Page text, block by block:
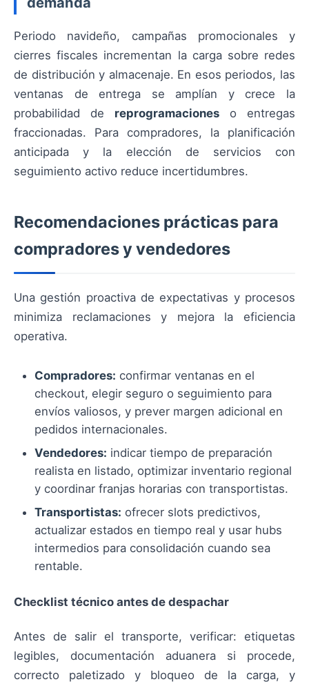
Periodo navideño, campañas promocionales y
cierres fiscales incrementan la carga sobre redes
de distribución y almacenaje. En esos periodos, las
ventanas de entrega se amplían y crece la
probabilidad de reprogramaciones o entregas
fraccionadas. Para compradores, la planificación
anticipada y la elección de servicios con
seguimiento activo reduce incertidumbres.
Recomendaciones prácticas para
compradores y vendedores
Una gestión proactiva de expectativas y procesos
minimiza reclamaciones y mejora la eficiencia
operativa.
Compradores: confirmar ventanas en el
checkout, elegir seguro o seguimiento para
envíos valiosos, y prever margen adicional en
pedidos internacionales.
Vendedores: indicar tiempo de preparación
realista en listado, optimizar inventario regional
y coordinar franjas horarias con transportistas.
Transportistas: ofrecer slots predictivos,
actualizar estados en tiempo real y usar hubs
intermedios para consolidación cuando sea
rentable.
Checklist técnico antes de despachar
Antes de salir el transporte, verificar: etiquetas
legibles, documentación aduanera si procede,
correcto paletizado y bloqueo de la carga, y